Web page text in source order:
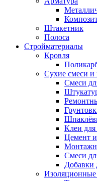
Штакетник
Полоса
Стройматериалы
Кровля
Сухие смеси и
Смеси
Клеи
Цемент
Смеси
Добавки